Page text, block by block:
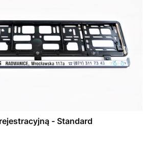
- Standard